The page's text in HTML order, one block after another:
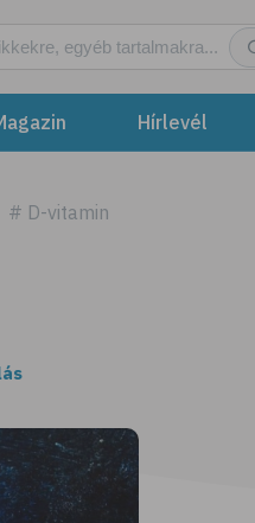
Hírlevél
# D-vitamin